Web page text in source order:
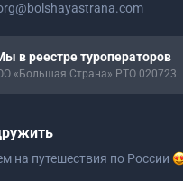
в реестре туроператоров
«Большая Страна» РТО 020723
на путешествия по России